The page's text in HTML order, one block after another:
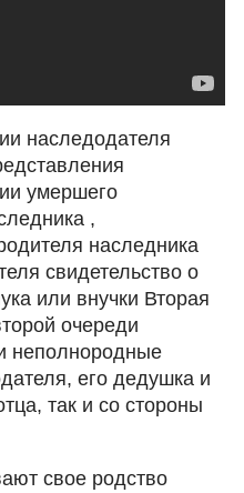
наследодателя
умершего
,
наследника
свидетельство о
или внучки Вторая
очереди
неполнородные
его дедушка и
так и со стороны
свое родство